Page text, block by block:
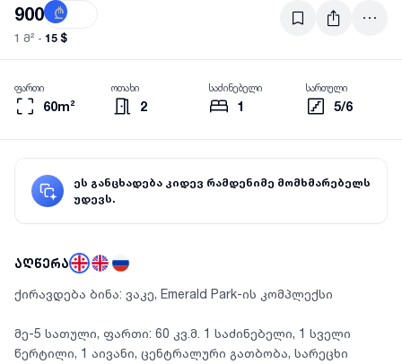
900 ₾
1 მ² - 15 $
60m²
ფართი
2
ოთახი
1
საძინებელი
5/6
სართული
ეს განცხადება კიდევ რამდენიმე მომხმარებელს
უდევს.
აღწერა
ქირავდება ბინა: ვაკე, Emerald Park-ის კომპლექსი
მე-5 სათული, ფართი: 60 კვ.მ. 1 საძინებელი, 1 სველი
წერტილი, 1 აივანი, ცენტრალური გათბობა, სარეცხი